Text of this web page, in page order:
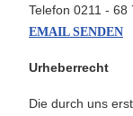
Telefon 0211 - 68
EMAIL SENDEN
Urheberrecht
Die durch uns